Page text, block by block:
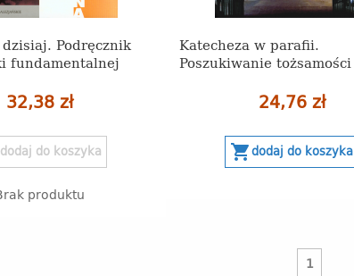
Podręcznik
fundamentalnej
32,38 zł
dodaj do koszyka
produktu
Katecheza w parafii.
Poszukiwanie tożsamości
24,76 zł
shopping_cartdodaj do koszyka
1